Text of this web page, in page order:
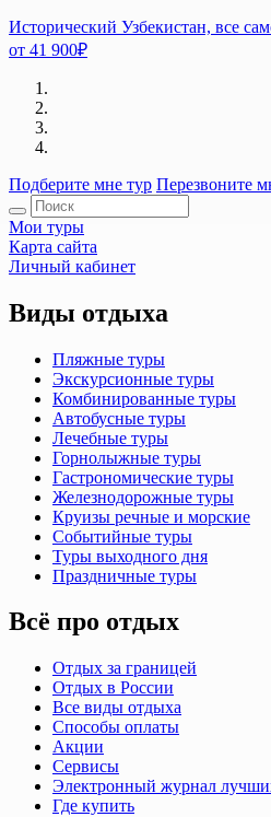
Исторический Узбекистан, все
от 41 900₽
Подберите мне тур Перезвоните
Мои туры
Карта сайта
Личный кабинет
Виды отдыха
Пляжные туры
Экскурсионные туры
Комбинированные туры
Автобусные туры
Лечебные туры
Горнолыжные туры
Гастрономические туры
Железнодорожные туры
Круизы речные и морские
Событийные туры
Туры выходного дня
Праздничные туры
Всё про отдых
Отдых за границей
Отдых в России
Все виды отдыха
Способы оплаты
Акции
Сервисы
Электронный журнал
Где купить